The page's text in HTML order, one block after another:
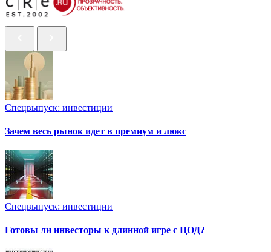
Спецвыпуск: инвестиции
Зачем весь рынок идет в премиум и люкс
Спецвыпуск: инвестиции
Готовы ли инвесторы к длинной игре с ЦОД?